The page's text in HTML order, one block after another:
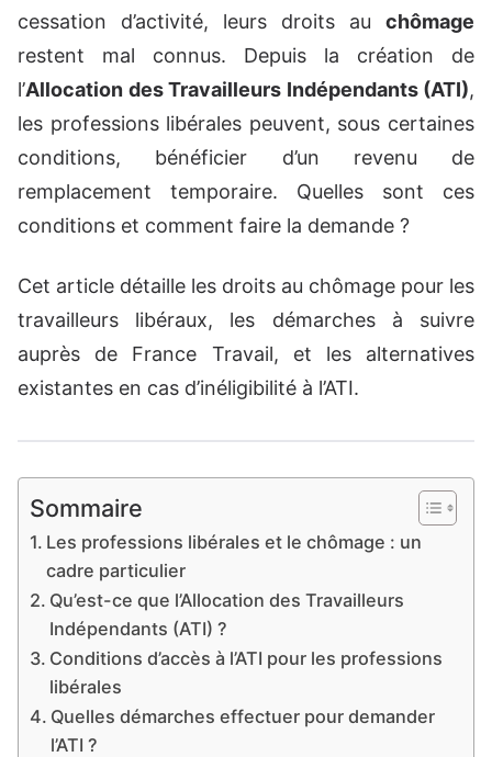
cessation d’activité, leurs droits au chômage
restent mal connus. Depuis la création de
l’Allocation des Travailleurs Indépendants (ATI),
les professions libérales peuvent, sous certaines
conditions, bénéficier d’un revenu de
remplacement temporaire. Quelles sont ces
conditions et comment faire la demande ?
Cet article détaille les droits au chômage pour les
travailleurs libéraux, les démarches à suivre
auprès de France Travail, et les alternatives
existantes en cas d’inéligibilité à l’ATI.
Sommaire
Les professions libérales et le chômage : un
cadre particulier
Qu’est-ce que l’Allocation des Travailleurs
Indépendants (ATI) ?
Conditions d’accès à l’ATI pour les professions
libérales
Quelles démarches effectuer pour demander
l’ATI ?